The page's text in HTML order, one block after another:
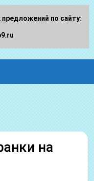
на
по сайту: